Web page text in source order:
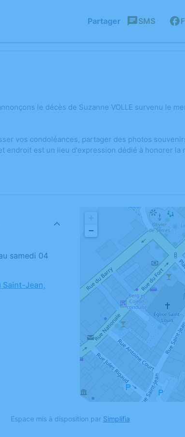
Partager SMS
le décès de Suzanne VOLLE survenu le
vos condoléances, partager des photos
endroit est un lieu d'expression dédié à honorer la
Saint-Jean,
−
Espace mis à disposition par Simplifia